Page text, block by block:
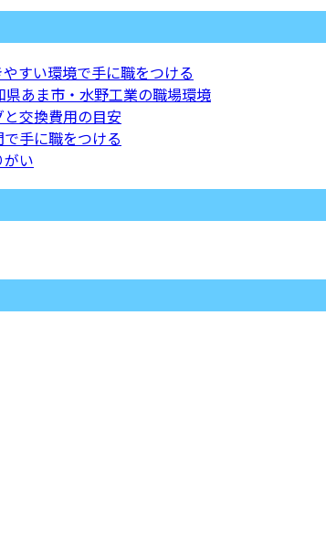
すい環境で手に職をつける
県あま市・水野工業の職場環境
交換費用の目安
手に職をつける
い